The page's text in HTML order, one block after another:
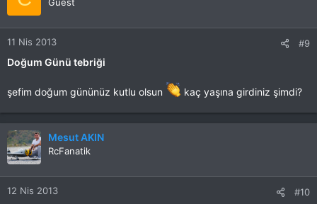
11 Nis 2013 #9
Doğum Günü tebriği
şefim doğum gününüz kutlu olsun kaç yaşına girdiniz şimdi?
Mesut AKIN
RcFanatik
12 Nis 2013 #10